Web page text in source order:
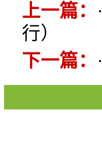
上一篇： ·
行）
下一篇： ·